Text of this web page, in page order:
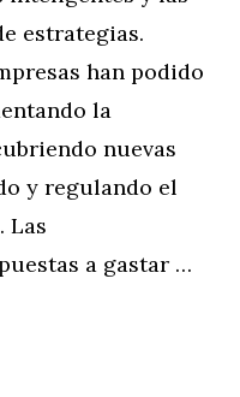
estrategias.
han podido
la
nuevas
y regulando el
Las
a gastar …